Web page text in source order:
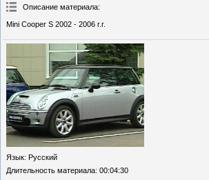
Описание материала:
Mini Cooper S 2002 - 2006 г.г.
Язык: Русский
Длительность материала: 00:04:30